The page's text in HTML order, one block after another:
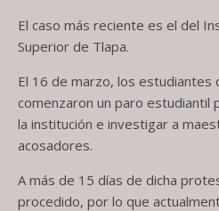
El caso más reciente es el del
Superior de Tlapa.
El 16 de marzo, los estudiantes
comenzaron un paro estudiantil
la institución e investigar a
acosadores.
A más de 15 días de dicha
procedido, por lo que